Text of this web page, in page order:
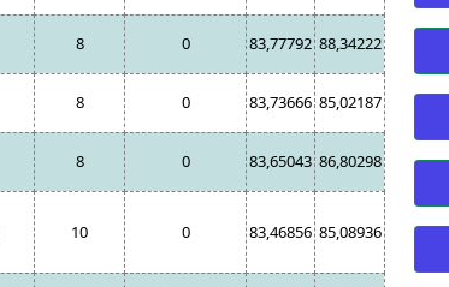
8 0 83,77792 88,34222
8 0 83,73666 85,02187
8 0 83,65043 86,80298
10 0 83,46856 85,08936